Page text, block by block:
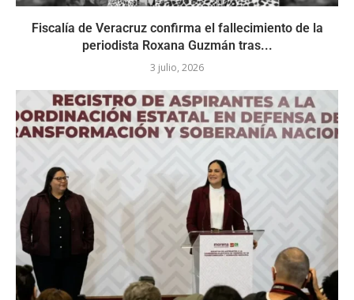
Fiscalía de Veracruz confirma el fallecimiento de la
periodista Roxana Guzmán tras...
3 julio, 2026